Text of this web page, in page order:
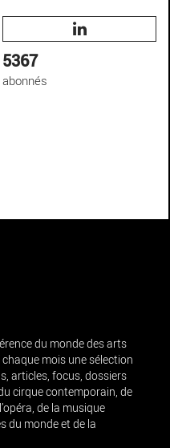
5367
abonnés
du monde des arts
mois une sélection
articles, focus, dossiers
cirque contemporain, de
de la musique
du monde et de la